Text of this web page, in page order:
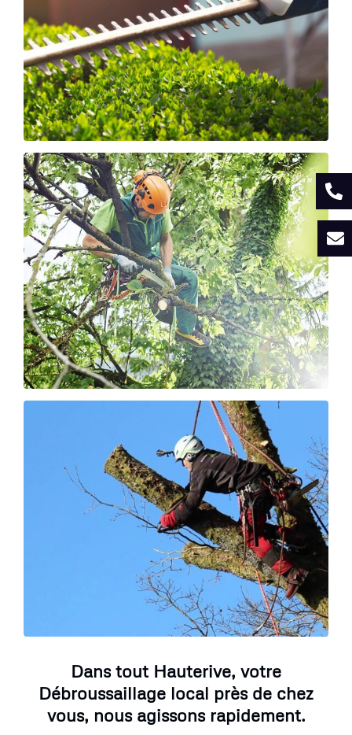
Dans tout Hauterive, votre
Débroussaillage local près de chez
vous, nous agissons rapidement.